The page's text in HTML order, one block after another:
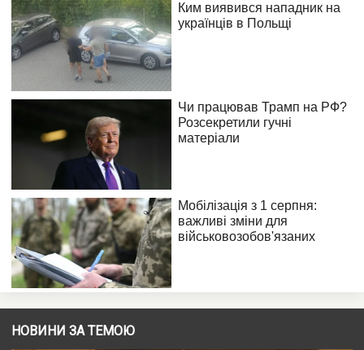
НОВИНИ ЗА ТЕМОЮ